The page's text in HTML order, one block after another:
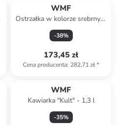
WMF
Ostrzałka w kolorze srebrnym
- 22,5 x 9,5 x 6,5 cm
-38%
173,45 zł
Cena producenta: 282,71 zł*
WMF
Kawiarka "Kult" - 1,3 l
-35%